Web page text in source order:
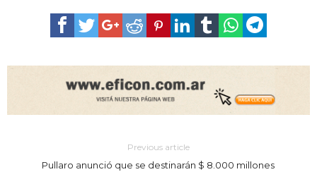
Previous article
Pullaro anunció que se destinarán $ 8.000 millones